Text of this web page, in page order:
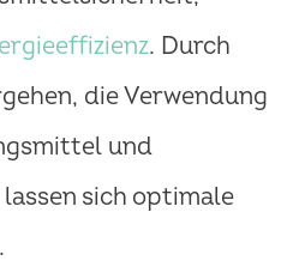
. Durch
die Verwendung
und
sich optimale